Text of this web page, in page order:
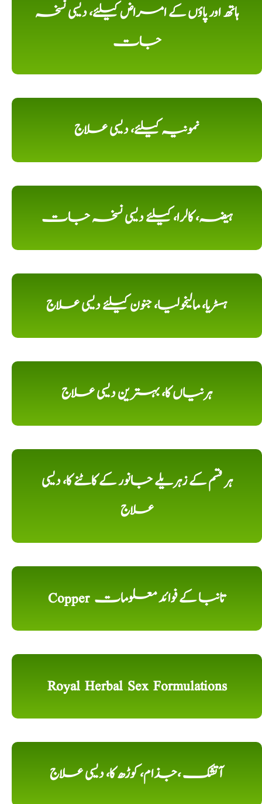
ہاتھ اور پاؤں کے امراض کیلئے، دیسی نسخہ
جات
نمونیہ کیلئے، دیسی علاج
ہیضہ، کالرا، کیلئے دیسی نسخہ جات
ہسٹریا، مالیخولیا، جنون کیلئے دیسی علاج
ہرنیاں کا، بہترین دیسی علاج
ہر قسم کے زہریلے جانور کے کاٹنے کا، دیسی
علاج
Copper تانبا کے فوائد معلومات
Royal Herbal Sex Formulations
آتشک ،جذام، کوڑھ کا، دیسی علاج